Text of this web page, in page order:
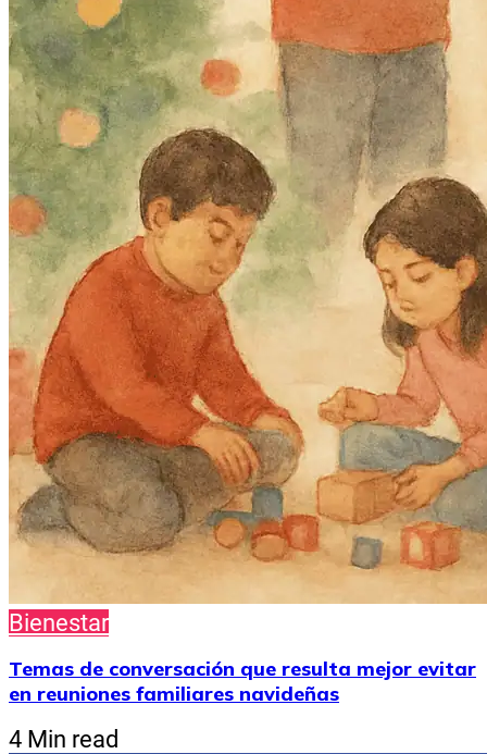
Bienestar
Temas de conversación que resulta mejor evitar
en reuniones familiares navideñas
4 Min read